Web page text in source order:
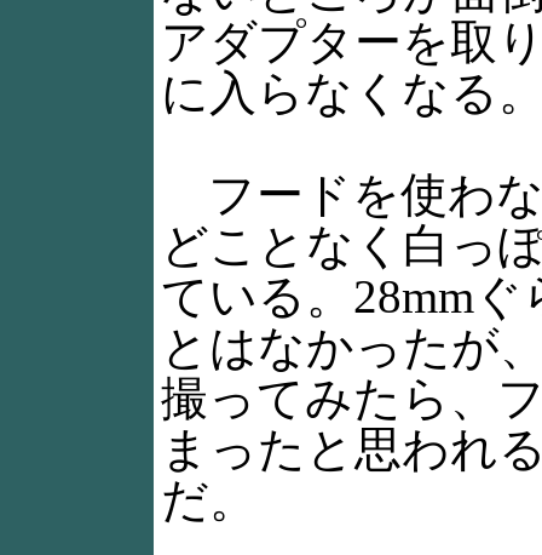
アダプターを取
に入らなくなる
フードを使わ
どことなく白っ
ている。28mm
とはなかったが
撮ってみたら、
まったと思われ
だ。